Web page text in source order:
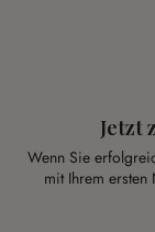
Jetzt
Wenn Sie
mit Ihrem